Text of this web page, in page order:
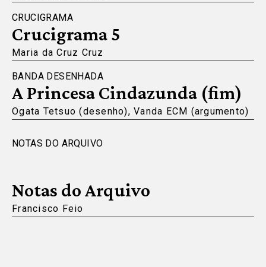
CRUCIGRAMA
Crucigrama 5
Maria da Cruz Cruz
BANDA DESENHADA
A Princesa Cindazunda (fim)
Ogata Tetsuo (desenho), Vanda ECM (argumento)
NOTAS DO ARQUIVO
Notas do Arquivo
Francisco Feio